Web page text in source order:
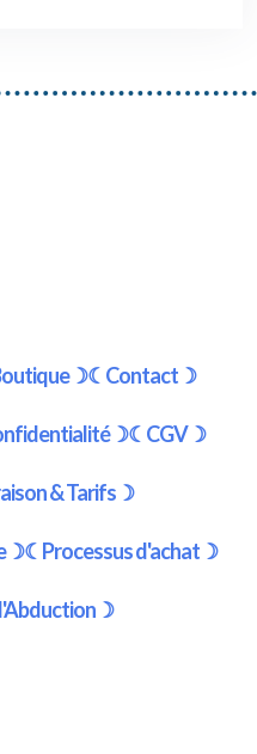
☾Contact☽
☾CGV☽
& Tarifs☽
☾Processus d'achat☽